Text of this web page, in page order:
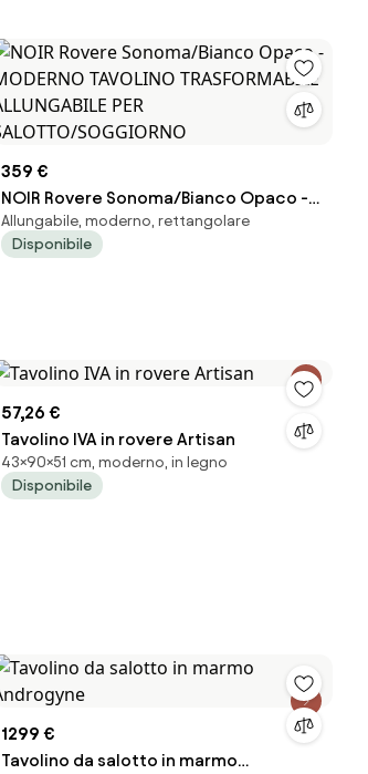
359 €
NOIR Rovere Sonoma/Bianco Opaco -
MODERNO TAVOLINO TRASFORMABILE
ALLUNGABILE PER
Allungabile, moderno, rettangolare
Disponibile
57,26 €
Tavolino IVA in rovere Artisan
43×90×51 cm, moderno, in legno
Disponibile
1299 €
Tavolino da salotto in marmo